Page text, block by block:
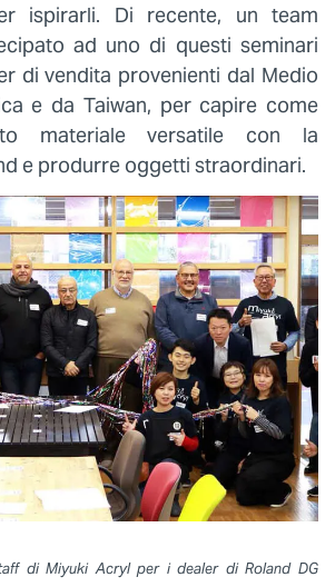
ispirarli. Di recente, un team
ad uno di questi seminari
di vendita provenienti dal Medio
e da Taiwan, per capire come
materiale versatile con la
e produrre oggetti straordinari.
di Miyuki Acryl per i dealer di Roland DG